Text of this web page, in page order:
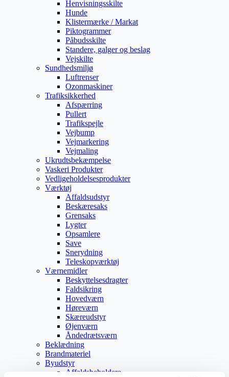
Henvisningsskilte
Hunde
Klistermærke / Markat
Piktogrammer
Påbudsskilte
Standere, galger og beslag
Vejskilte
Sundhedsmiljø
Luftrenser
Ozonmaskiner
Trafiksikkerhed
Afspærring
Pullert
Trafikspejle
Vejbump
Vejmarkering
Vejmaling
Ukrudtsbekæmpelse
Vaskeri Produkter
Vedligeholdelsesprodukter
Værktøj
Affaldsudstyr
Beskæresaks
Grensaks
Lygter
Opsamlere
Save
Snerydning
Teleskopværktøj
Værnemidler
Beskyttelsesdragter
Faldsikring
Hovedværn
Høreværn
Skæreudstyr
Øjenværn
Åndedrætsværn
Beklædning
Brandmateriel
Byudstyr
Affaldsbeholdere